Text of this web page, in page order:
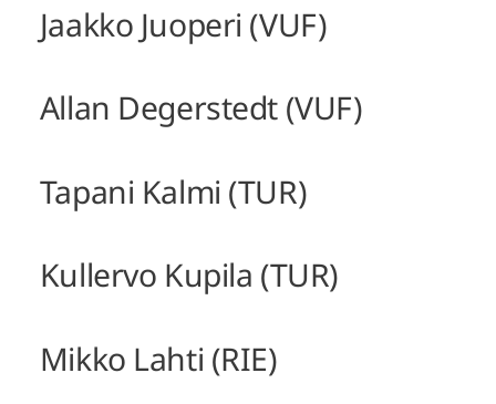
Jaakko Juoperi (VUF)
Allan Degerstedt (VUF)
Tapani Kalmi (TUR)
Kullervo Kupila (TUR)
Mikko Lahti (RIE)